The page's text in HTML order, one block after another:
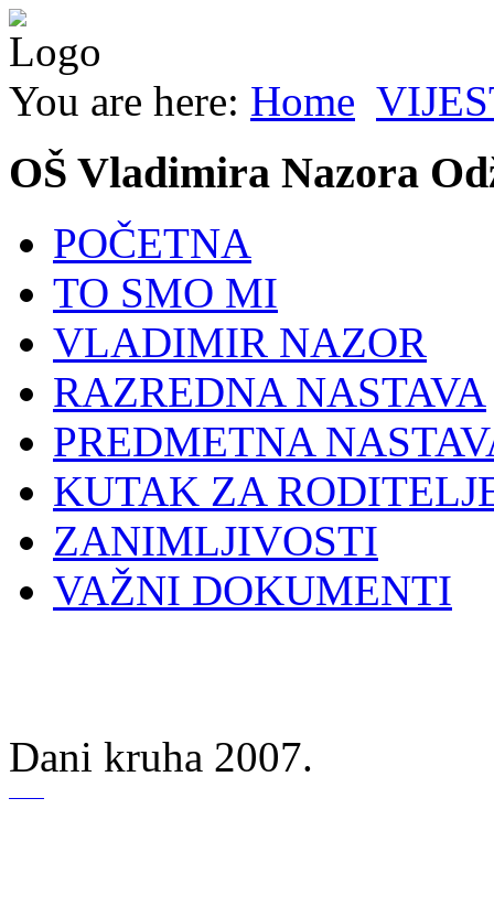
You are here: Home
OŠ Vladimira Nazora
POČETNA
TO SMO MI
VLADIMIR NAZOR
RAZREDNA NASTAVA
PREDMETNA
KUTAK ZA
ZANIMLJIVOSTI
VAŽNI DOKUMENTI
Dani kruha 2007.